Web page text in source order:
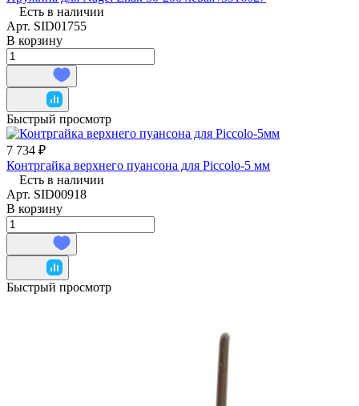
Есть в наличии
Арт. SID01755
В корзину
Быстрый просмотр
7 734 ₽
Контргайка верхнего пуансона для Piccolo-5 мм
Есть в наличии
Арт. SID00918
В корзину
Быстрый просмотр